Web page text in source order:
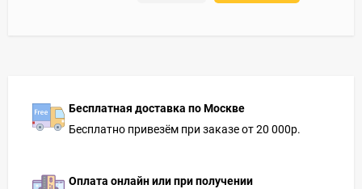
Бесплатная доставка по Москве
Бесплатно привезём при заказе от 20 000р.
Оплата онлайн или при получении